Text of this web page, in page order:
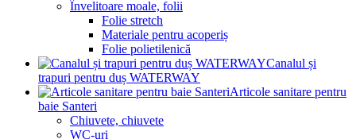
Învelitoare moale, folii
Folie stretch
Materiale pentru acoperiș
Folie polietilenică
Canalul și
trapuri pentru duș WATERWAY
Articole sanitare pentru
baie Santeri
Chiuvete, chiuvete
WC-uri